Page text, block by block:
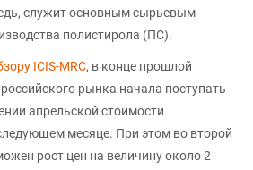
служит основным сырьевым
полистирола (ПС).
ICIS-MRC, в конце прошлой
рынка начала поступать
апрельской стоимости
месяце. При этом во второй
рост цен на величину около 2